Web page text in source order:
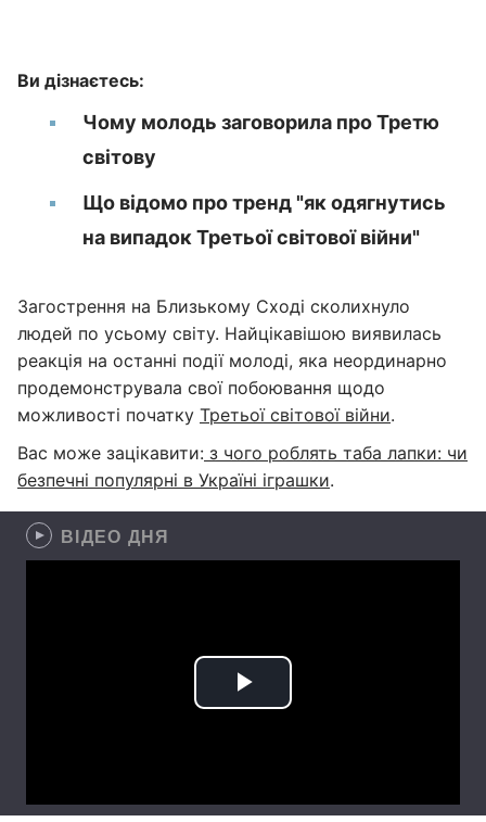
Ви дізнаєтесь:
Чому молодь заговорила про Третю
світову
Що відомо про тренд "як одягнутись
на випадок Третьої світової війни"
Загострення на Близькому Сході сколихнуло
людей по усьому світу. Найцікавішою виявилась
реакція на останні події молоді, яка неординарно
продемонструвала свої побоювання щодо
можливості початку Третьої світової війни.
Вас може зацікавити: з чого роблять таба лапки: чи
безпечні популярні в Україні іграшки.
ВІДЕО ДНЯ